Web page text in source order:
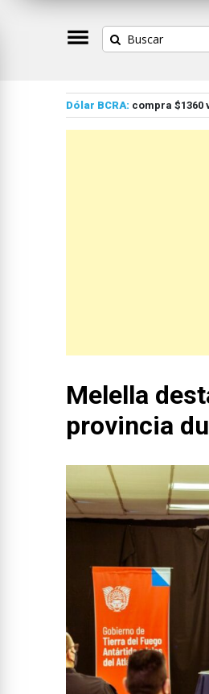
Dólar BCRA: compra $1360
Melella
provincia